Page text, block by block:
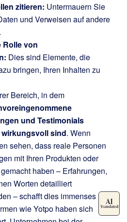
zitieren: Untermauern Sie
und Verweisen auf andere
Rolle von
Dies sind Elemente, die
bringen, Ihren Inhalten zu
Bereich, in dem
und Testimonials
sind. Wenn
sehen, dass reale Personen
mit Ihren Produkten oder
haben – Erfahrungen,
Worten detailliert
– schafft dies immenses
wie Yotpo haben sich